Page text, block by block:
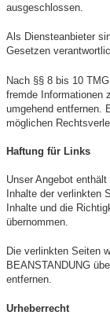
ausgeschlossen.
Als Diensteanbieter
Gesetzen
Nach §§ 8 bis 10
fremde Informationen
umgehend entfernen.
möglichen
Haftung für Links
Unser Angebot
Inhalte der verlinkten
Inhalte und die
übernommen.
Die verlinkten Seiten
BEANSTANDUNG
entfernen.
Urheberrecht